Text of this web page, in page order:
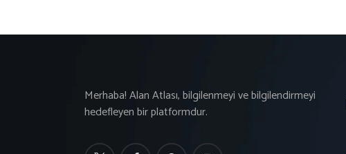
Merhaba! Alan Atlası, bilgilenmeyi ve bilgilendirmeyi
hedefleyen bir platformdur.